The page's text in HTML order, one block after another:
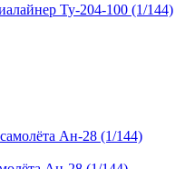
Ту-204-100 (1/144)